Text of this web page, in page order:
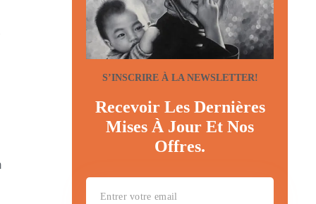
S’INSCRIRE À LA NEWSLETTER!
Recevoir Les Dernières
Mises À Jour Et Nos
Offres.